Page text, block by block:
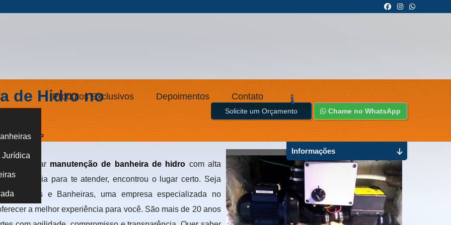
Jurídica
Produtos Exclusivos Depoimentos Contato
de Hidro no
Caneca - SP
Solicite um Orçamento Chame no WhatsApp
encontrar manutenção de banheira de hidro com alta
experiência para te atender, encontrou o lugar certo. Seja
de Spas e Banheiras, uma empresa especializada no
a melhor experiência para você. São mais de 20 anos
Informações